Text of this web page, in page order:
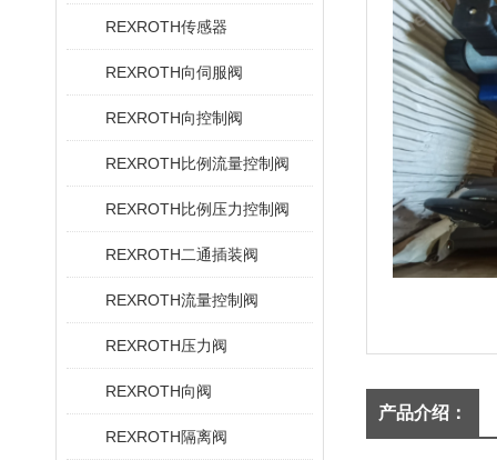
REXROTH传感器
REXROTH向伺服阀
REXROTH向控制阀
REXROTH比例流量控制阀
REXROTH比例压力控制阀
REXROTH二通插装阀
REXROTH流量控制阀
REXROTH压力阀
REXROTH向阀
REXROTH隔离阀
产品介绍：